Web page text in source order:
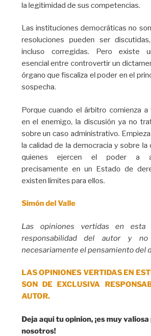
la legitimidad de sus competencias.
Las instituciones democráticas no
resoluciones pueden ser
incluso corregidas. Pero existe
esencial entre controvertir un
órgano que fiscaliza el poder en el
sospecha.
Porque cuando el árbitro comienza a
en el enemigo, la discusión ya no
sobre un caso administrativo.
la calidad de la democracia y sobre la
quienes ejercen el poder a
precisamente en un Estado de
existen límites para ellos.
Simón del Valle
Las opiniones vertidas en esta
responsabilidad del autor y no
necesariamente el pensamiento del
LAS OPINIONES VERTIDAS EN
SON DE EXCLUSIVA
AUTOR.
Deja aqui tu opinion, ¡es muy valiosa
nosotros!